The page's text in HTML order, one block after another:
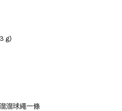
g)
溜球繩一條